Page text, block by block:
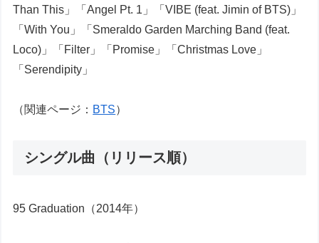
Than This」「Angel Pt. 1」「VIBE (feat. Jimin of BTS)」
「With You」「Smeraldo Garden Marching Band (feat.
Loco)」「Filter」「Promise」「Christmas Love」
「Serendipity」
（関連ページ： BTS）
シングル曲（リリース順）
95 Graduation（2014年）